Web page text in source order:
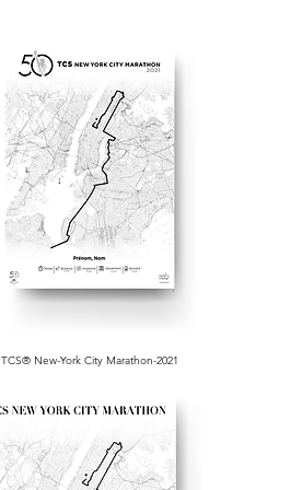
TCS® New-York City Marathon-2021